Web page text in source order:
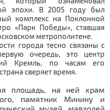
эпохи. В 2005 году был
комплекс на Поклонной
«Парк Победы», ставшая
метрополитене.
города тесно связаны с
очередь, это центр
Кремль, по часам его
сверяет время.
площадь, на ней храм
памятник Минину и